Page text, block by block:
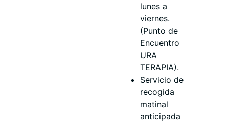
lunes a
viernes.
(Punto de
Encuentro
URA
TERAPIA).
Servicio de
recogida
matinal
anticipada